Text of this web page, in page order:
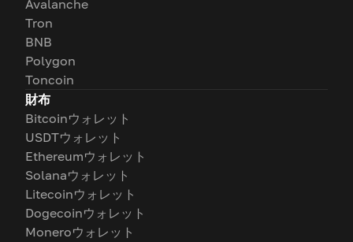
Avalanche
Tron
BNB
Polygon
Toncoin
財布
Bitcoinウォレット
USDTウォレット
Ethereumウォレット
Solanaウォレット
Litecoinウォレット
Dogecoinウォレット
Moneroウォレット